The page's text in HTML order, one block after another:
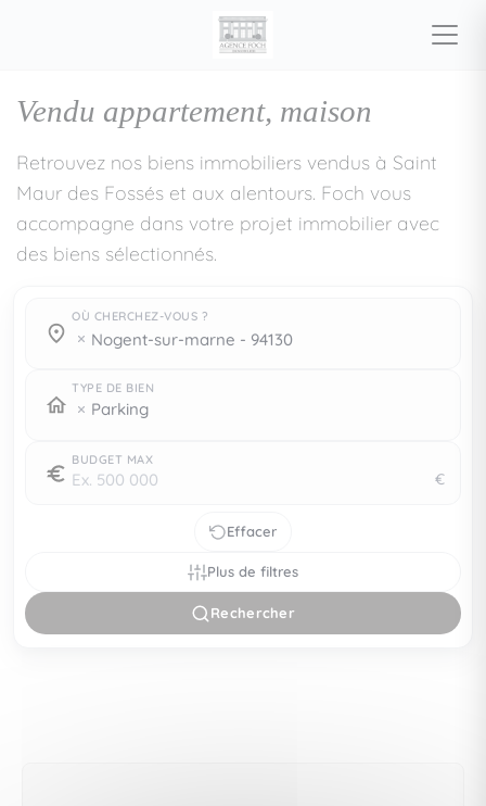
Vendu appartement, maison
Retrouvez nos biens immobiliers vendus à Saint
Maur des Fossés et aux alentours. Foch vous
accompagne dans votre projet immobilier avec
des biens sélectionnés.
OÙ CHERCHEZ-VOUS ?
Où cherchez-vous ?
nogent-sur-marne - 94130
Où cherchez-vous ?
TYPE DE BIEN
Parking
BUDGET MAX
€
Effacer
Plus de filtres
Rechercher